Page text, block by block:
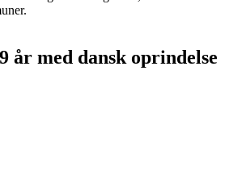
år med dansk oprindelse